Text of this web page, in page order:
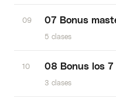
09 07 Bonus
5 clases
10 08 Bonus los
3 clases